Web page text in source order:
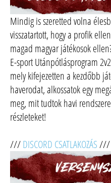
Mindig is szeretted volna
visszatartott, hogy a profik
magad magyar játékosok
E-sport Utánpótlásprogram
mely kifejezetten a kezdőbb
haverodat, alkossatok egy
meg, mit tudtok havi
részleteket!
///DISCORD CSATLAKOZÁS///